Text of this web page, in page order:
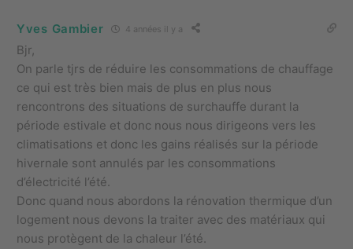
Yves Gambier 4 années il y a
Bjr,
On parle tjrs de réduire les consommations de chauffage
ce qui est très bien mais de plus en plus nous
rencontrons des situations de surchauffe durant la
période estivale et donc nous nous dirigeons vers les
climatisations et donc les gains réalisés sur la période
hivernale sont annulés par les consommations
d’électricité l’été.
Donc quand nous abordons la rénovation thermique d’un
logement nous devons la traiter avec des matériaux qui
nous protègent de la chaleur l’été.